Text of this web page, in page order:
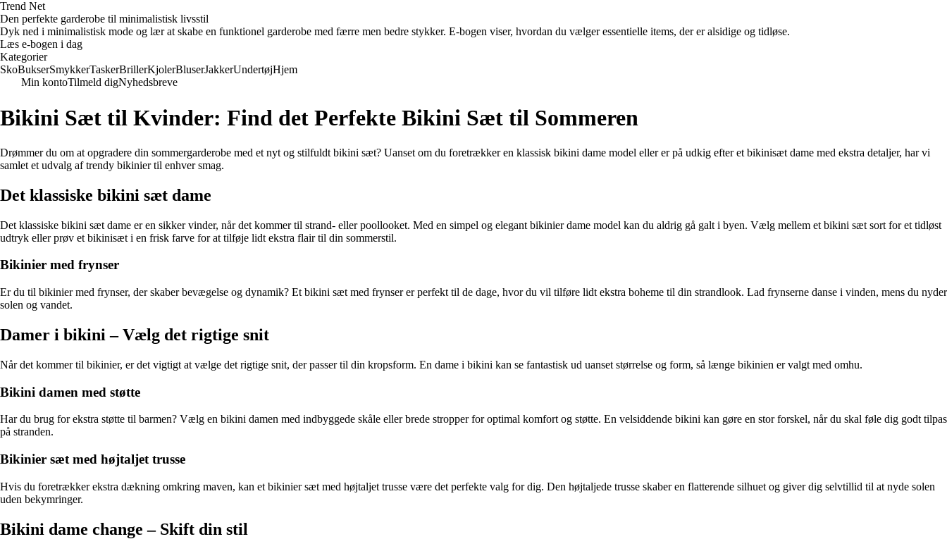
Trend Net
Den perfekte garderobe til minimalistisk livsstil
Dyk ned i minimalistisk mode og lær at skabe en funktionel garderobe med færre men bedre stykker. E-bogen viser, hvordan du vælger essentielle items, der er alsidige og tidløse.
Læs e-bogen i dag
Kategorier
SkoBukserSmykkerTaskerBrillerKjolerBluserJakkerUndertøjHjem
Min kontoTilmeld digNyhedsbreve
Bikini Sæt til Kvinder: Find det Perfekte Bikini Sæt til Sommeren
Drømmer du om at opgradere din sommergarderobe med et nyt og stilfuldt bikini sæt? Uanset om du foretrækker en klassisk bikini dame model eller er på udkig efter et bikinisæt dame med ekstra detaljer, har vi
samlet et udvalg af trendy bikinier til enhver smag.
Det klassiske bikini sæt dame
Det klassiske bikini sæt dame er en sikker vinder, når det kommer til strand- eller poollooket. Med en simpel og elegant bikinier dame model kan du aldrig gå galt i byen. Vælg mellem et bikini sæt sort for et tidløst
udtryk eller prøv et bikinisæt i en frisk farve for at tilføje lidt ekstra flair til din sommerstil.
Bikinier med frynser
Er du til bikinier med frynser, der skaber bevægelse og dynamik? Et bikini sæt med frynser er perfekt til de dage, hvor du vil tilføre lidt ekstra boheme til din strandlook. Lad frynserne danse i vinden, mens du nyder
solen og vandet.
Damer i bikini – Vælg det rigtige snit
Når det kommer til bikinier, er det vigtigt at vælge det rigtige snit, der passer til din kropsform. En dame i bikini kan se fantastisk ud uanset størrelse og form, så længe bikinien er valgt med omhu.
Bikini damen med støtte
Har du brug for ekstra støtte til barmen? Vælg en bikini damen med indbyggede skåle eller brede stropper for optimal komfort og støtte. En velsiddende bikini kan gøre en stor forskel, når du skal føle dig godt tilpas
på stranden.
Bikinier sæt med højtaljet trusse
Hvis du foretrækker ekstra dækning omkring maven, kan et bikinier sæt med højtaljet trusse være det perfekte valg for dig. Den højtaljede trusse skaber en flatterende silhuet og giver dig selvtillid til at nyde solen
uden bekymringer.
Bikini dame change – Skift din stil